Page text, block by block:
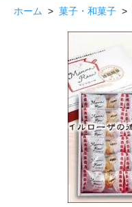
ホーム > 菓子・和菓子 >